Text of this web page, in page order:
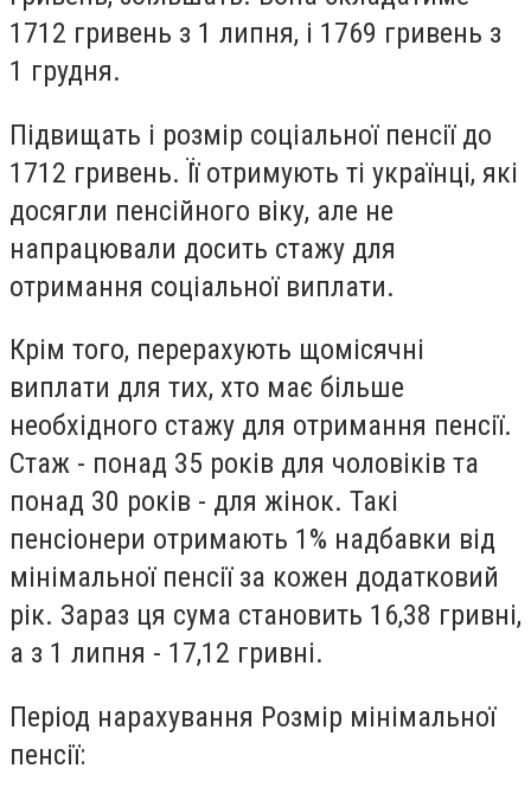
1712 гривень з 1 липня, і 1769 гривень з
1 грудня.
Підвищать і розмір соціальної пенсії до
1712 гривень. Її отримують ті українці, які
досягли пенсійного віку, але не
напрацювали досить стажу для
отримання соціальної виплати.
Крім того, перерахують щомісячні
виплати для тих, хто має більше
необхідного стажу для отримання пенсії.
Стаж - понад 35 років для чоловіків та
понад 30 років - для жінок. Такі
пенсіонери отримають 1% надбавки від
мінімальної пенсії за кожен додатковий
рік. Зараз ця сума становить 16,38 гривні,
а з 1 липня - 17,12 гривні.
Період нарахування Розмір мінімальної
пенсії: